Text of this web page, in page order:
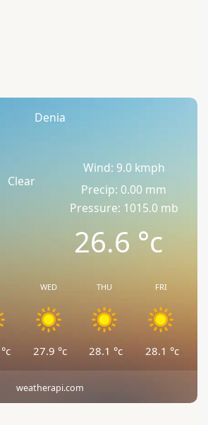
Denia
Clear
Wind: 9.0 kmph
Precip: 0.00 mm
Pressure: 1015.0 mb
26.6 °c
°c
WED
27.9 °c
THU
28.1 °c
FRI
28.1 °c
weatherapi.com